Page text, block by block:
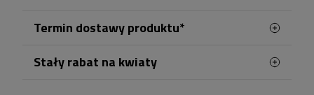
Termin dostawy produktu*
Zamówienia na terenie Dąbrowy Górniczej
Stały rabat na kwiaty